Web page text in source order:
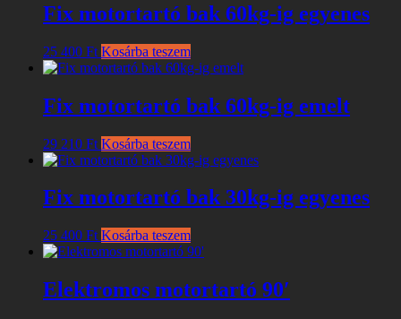
Fix motortartó bak 60kg-ig egyenes
25 400 Ft Kosárba teszem
Fix motortartó bak 60kg-ig emelt
29 210 Ft Kosárba teszem
Fix motortartó bak 30kg-ig egyenes
25 400 Ft Kosárba teszem
Elektromos motortartó 90′